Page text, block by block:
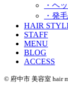
・ヘ
・発
HAIR
STAFF
MENU
BLOG
ACCESS
© 府中市 美容室 hair